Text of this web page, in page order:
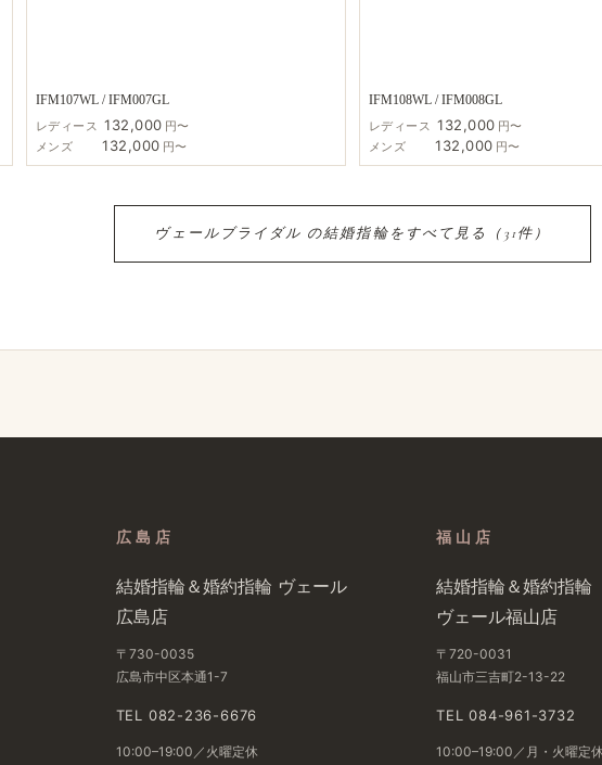
IFM107WL / IFM007GL
レディース 132,000 円〜
メンズ
132,000 円〜
IFM108WL / IFM008GL
レディース 132,000 円〜
メンズ
132,000 円〜
ヴェールブライダル の​結婚​指輪を​すべて​見る​（31件）
広島店
結婚​指輪＆婚約指輪 ヴェール​
広島店
〒730-0035
広島市中区本通1-7
TEL 082-236-6676
10:00–19:00／火曜定休
福山店
結婚​指輪＆婚約指輪
ヴェール福山店
〒720-0031
福山市三吉町2-13-22
TEL 084-961-3732
10:00–19:00／月・火曜定休